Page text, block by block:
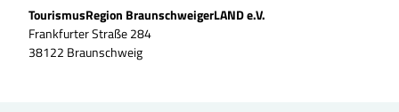
TourismusRegion BraunschweigerLAND e.V.
Frankfurter Straße 284
38122 Braunschweig